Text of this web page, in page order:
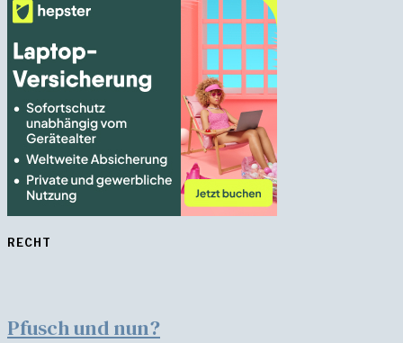
RECHT
Pfusch und nun?